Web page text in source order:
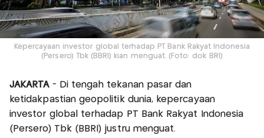
Kepercayaan investor global terhadap PT Bank Rakyat Indonesia
(Persero) Tbk (BBRI) kian menguat. (Foto: dok BRI)
JAKARTA- Di tengah tekanan pasar dan
ketidakpastian geopolitik dunia, kepercayaan
investor global terhadap PT Bank Rakyat Indonesia
(Persero) Tbk (BBRI) justru menguat.